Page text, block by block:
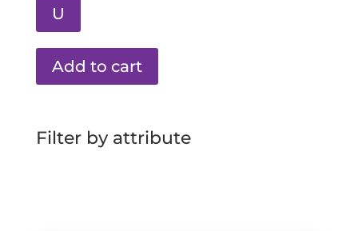
U
Add to cart
Filter by attribute